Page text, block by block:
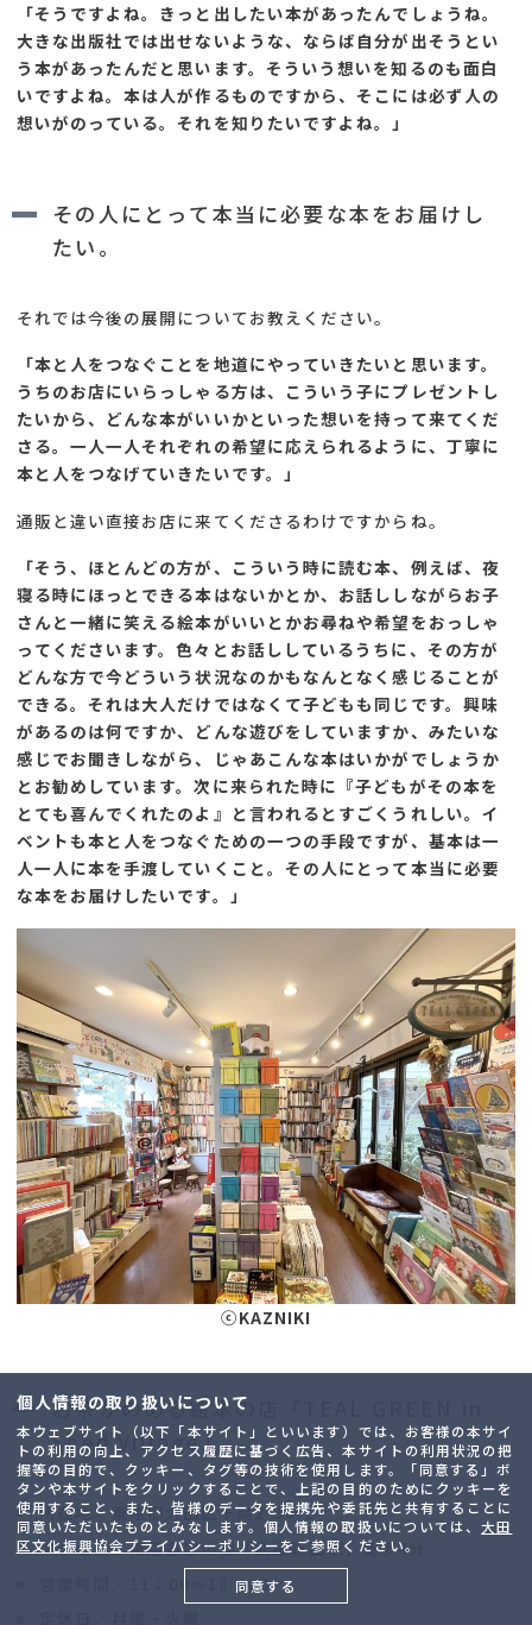
個人情報の取り扱いについて
本ウェブサイト（以下「本サイト」といいます）では、お客様の本サイ
トの利用の向上、アクセス履歴に基づく広告、本サイトの利用状況の把
握等の目的で、クッキー、タグ等の技術を使用します。「同意する」ボ
タンや本サイトをクリックすることで、上記の目的のためにクッキーを
使用すること、また、皆様のデータを提携先や委託先と共有することに
同意いただいたものとみなします。個人情報の取扱いについては、大田
区文化振興協会プライバシーポリシーをご参照ください。
同意する
「そうですよね。きっと出したい本があったんでしょうね。
大きな出版社では出せないような、ならば自分が出そうとい
う本があったんだと思います。そういう想いを知るのも面白
いですよね。本は人が作るものですから、そこには必ず人の
想いがのっている。それを知りたいですよね。」
その人にとって本当に必要な本をお届けし
たい。
それでは今後の展開についてお教えください。
「本と人をつなぐことを地道にやっていきたいと思います。
うちのお店にいらっしゃる方は、こういう子にプレゼントし
たいから、どんな本がいいかといった想いを持って来てくだ
さる。一人一人それぞれの希望に応えられるように、丁寧に
本と人をつなげていきたいです。 」
通販と違い直接お店に来てくださるわけですからね。
「そう、ほとんどの方が、こういう時に読む本、例えば、夜
寝る時にほっとできる本はないかとか、お話ししながらお子
さんと一緒に笑える絵本がいいとかお尋ねや希望をおっしゃ
ってくださいます。色々とお話ししているうちに、その方が
どんな方で今どういう状況なのかもなんとなく感じることが
できる。それは大人だけではなくて子どもも同じです。興味
があるのは何ですか、どんな遊びをしていますか、みたいな
感じでお聞きしながら、じゃあこんな本はいかがでしょうか
とお勧めしています。次に来られた時に『子どもがその本を
とても喜んでくれたのよ』と言われるとすごくうれしい。イ
ベントも本と人をつなぐための一つの手段ですが、基本は一
人一人に本を手渡していくこと。その人にとって本当に必要
な本をお届けしたいです。
」
ⓒKAZNIKI
お茶がのめる絵本の店「TEAL GREEN in
Seed Village」
所在地／東京都大田区千鳥2-30-1
アクセス／東急多摩川線「武蔵新田駅」徒歩4分
営業時間／11：00～18：00